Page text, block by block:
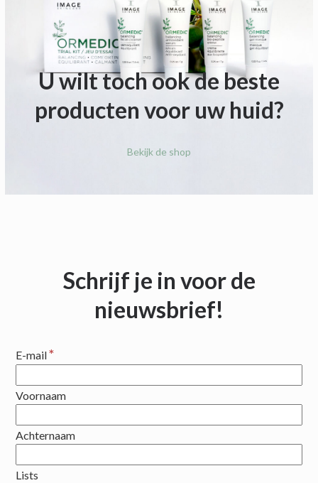
U wilt toch ook de beste
producten voor uw huid?
Bekijk de shop
Schrijf je in voor de
nieuwsbrief!
E-mail*
Voornaam
Achternaam
Lists